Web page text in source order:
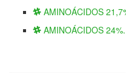
AMINOÁCIDOS
AMINOÁCIDOS